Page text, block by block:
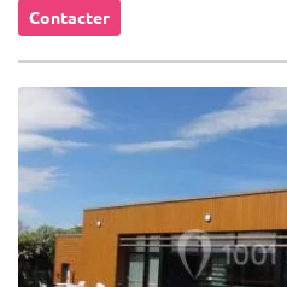
Contacter